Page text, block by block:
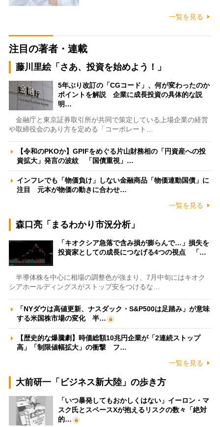
一覧を見る
注目の著者・連載
藤川里絵「さあ、投資を始めよう！」
5年ぶり改訂の「CGコード」、何が変わったのか
ポイントを解説 企業に成長投資の具体的な説
明…
金融庁と東京証券取引所が共同で策定している上場企業の経営
や取締役会のあり方を定める「コーポレート…
【令和のPKOか】GPIFをめぐる片山財務相の「円資産への投
資拡大」発言の波紋 「国債重視」…
インフレでも「物価負け」しない金融商品「物価連動国債」に
注目 元本が物価の動きに合わせ…
一覧を見る
森口亮「まるわかり市況分析」
「キオクシア急落で含み損が膨らんで…」損失を
投資家としての成長につなげる4つの視点 「…
半導体株を中心に相場の調整色が強まり、7月中旬にはキオク
シアホールディングスがストップ安をつけるな…
「NYダウは高値更新、ナスダック・S&P500は足踏み」が意味
する米国株市場の変化 半…
【歴史的な爆騰劇】時価総額10兆円企業が「2連続ストップ
高」「制限値幅拡大」の衝撃 フ…
一覧を見る
大前研一「ビジネス新大陸」の歩き方
「いつ暴発してもおかしくはない」イーロン・マ
スク氏とスペースXが抱えるリスクの数々「絶対
的…